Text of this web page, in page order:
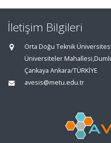
İletişim Bilgileri
Orta Doğu Teknik Üniversitesi
Üniversiteler
Çankaya Ankara/TÜRKİYE
avesis@metu.edu.tr